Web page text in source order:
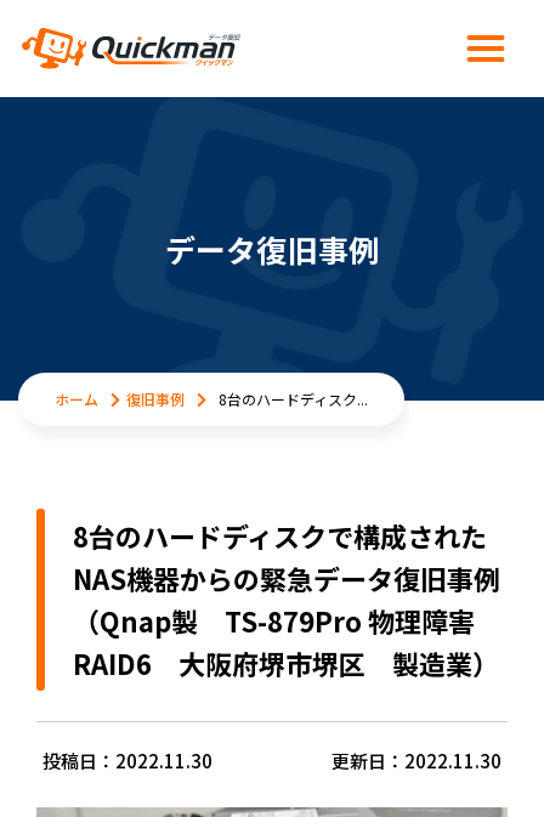
データ復旧事例
ホーム 復旧事例 8台のハードディスク...
8台のハードディスクで構成された
NAS機器からの緊急データ復旧事例
（Qnap製 TS-879Pro 物理障害
RAID6 大阪府堺市堺区 製造業）
投稿日：2022.11.30 更新日：2022.11.30